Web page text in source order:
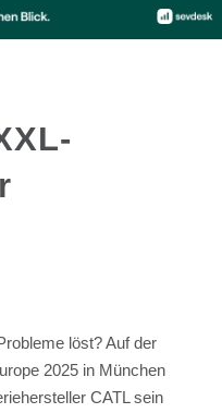
löst? Auf der
2025 in München
CATL sein